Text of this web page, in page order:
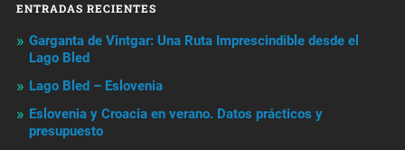
ENTRADAS RECIENTES
Garganta de Vintgar: Una Ruta Imprescindible desde el
Lago Bled
Lago Bled – Eslovenia
Eslovenia y Croacia en verano. Datos prácticos y
presupuesto